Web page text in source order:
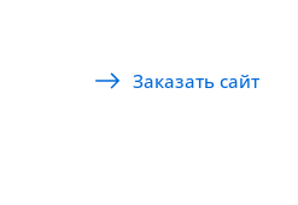
Заказать сайт